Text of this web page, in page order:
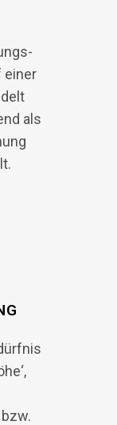
einer
als